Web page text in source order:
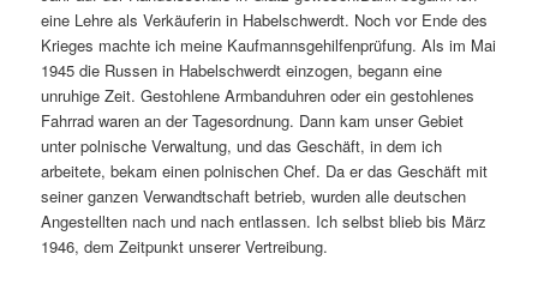
eine Lehre als Verkäuferin in Habelschwerdt. Noch vor Ende des
Krieges machte ich meine Kaufmannsgehilfenprüfung. Als im Mai
1945 die Russen in Habelschwerdt einzogen, begann eine
unruhige Zeit. Gestohlene Armbanduhren oder ein gestohlenes
Fahrrad waren an der Tagesordnung. Dann kam unser Gebiet
unter polnische Verwaltung, und das Geschäft, in dem ich
arbeitete, bekam einen polnischen Chef. Da er das Geschäft mit
seiner ganzen Verwandtschaft betrieb, wurden alle deutschen
Angestellten nach und nach entlassen. Ich selbst blieb bis März
1946, dem Zeitpunkt unserer Vertreibung.